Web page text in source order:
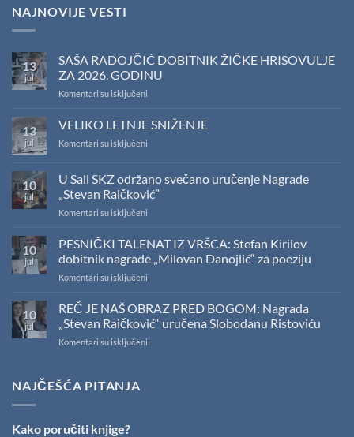
NAJNOVIJE VESTI
13
jul
SAŠA RADOJČIĆ DOBITNIK ŽIČKE HRISOVULJE
ZA 2026. GODINU
Komentari su isključeni
RADOJČIĆ
2026.
GODINU
13
jul
VELIKO LETNJE SNIŽENJE
Komentari su isključeni
SNIŽENJE
10
jul
U Sali SKZ održano svečano uručenje Nagrade
„Stevan Raičković”
Komentari su isključeni
Sali
održano
Nagrade
„Stevan
10
jul
PESNIČKI TALENAT IZ VRŠCA: Stefan Kirilov
dobitnik nagrade „Milovan Danojlić“ za poeziju
Komentari su isključeni
TALENAT
VRŠCA:
10
jul
REČ JE NAŠ OBRAZ PRED BOGOM: Nagrada
„Stevan Raičković“ uručena Slobodanu Ristoviću
Komentari su isključeni
NAJČEŠĆA PITANJA
Kako poručiti knjige?